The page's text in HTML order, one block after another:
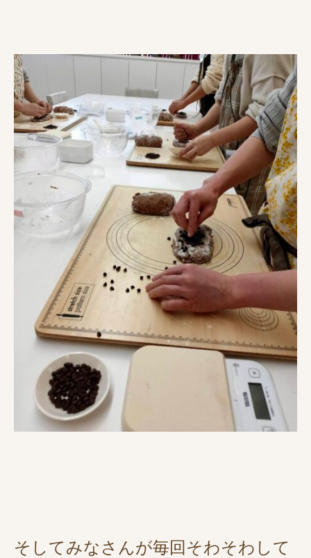
そしてみなさんが毎回そわそわして